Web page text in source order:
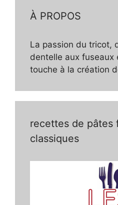
À PROPOS
La passion du tricot,
dentelle aux fuseaux
touche à la création
recettes de pâtes
classiques